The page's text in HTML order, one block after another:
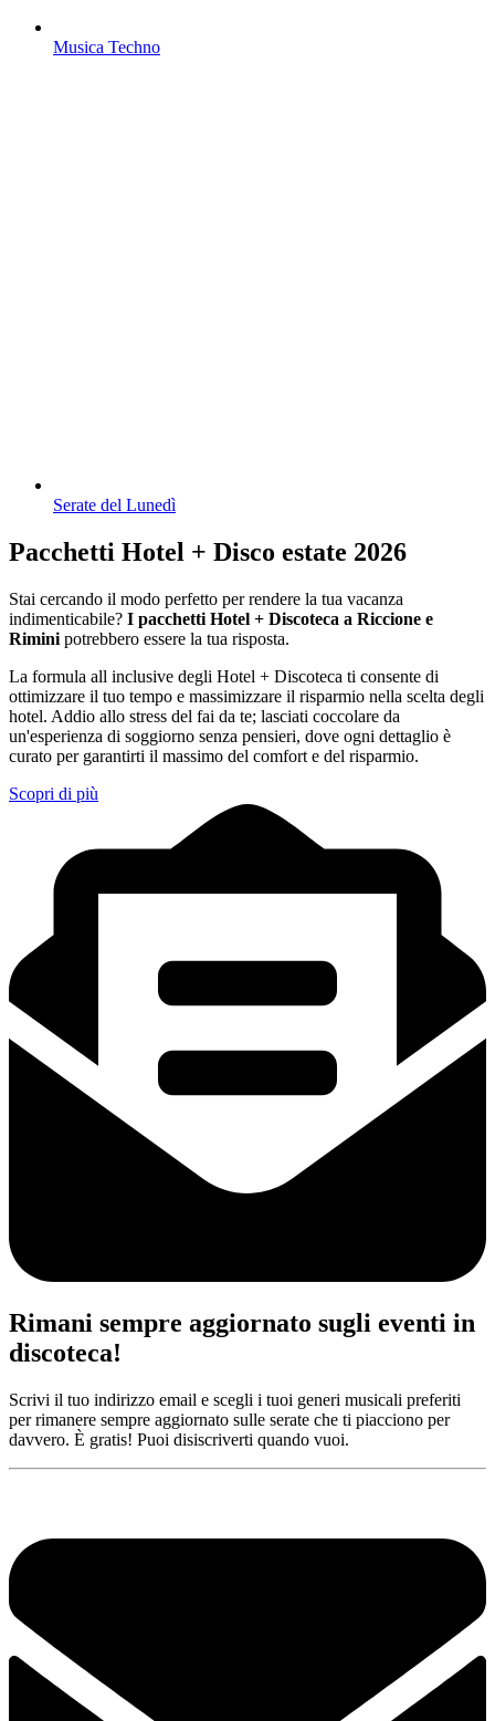
Musica Techno
Serate del Lunedì
Pacchetti Hotel + Disco estate 2026
Stai cercando il modo perfetto per rendere la tua vacanza
indimenticabile? I pacchetti Hotel + Discoteca a Riccione e
Rimini potrebbero essere la tua risposta.
La formula all inclusive degli Hotel + Discoteca ti consente di
ottimizzare il tuo tempo e massimizzare il risparmio nella scelta degli
hotel. Addio allo stress del fai da te; lasciati coccolare da
un'esperienza di soggiorno senza pensieri, dove ogni dettaglio è
curato per garantirti il massimo del comfort e del risparmio.
Scopri di più
Rimani sempre aggiornato sugli eventi in
discoteca!
Scrivi il tuo indirizzo email e scegli i tuoi generi musicali preferiti
per rimanere sempre aggiornato sulle serate che ti piacciono per
davvero. È gratis! Puoi disiscriverti quando vuoi.